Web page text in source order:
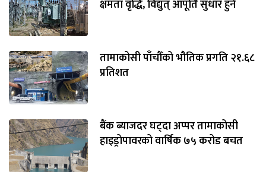
क्षमता वृद्धि, विद्युत् आपूर्ति सुधार हुने
तामाकोसी पाँचौँको भौतिक प्रगति २१.६८
प्रतिशत
बैंक ब्याजदर घट्दा अप्पर तामाकोसी
हाइड्रोपावरको वार्षिक ७५ करोड बचत